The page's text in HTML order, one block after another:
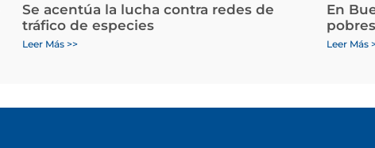
Se acentúa la lucha contra redes de
tráfico de especies
Leer Más >>
En
Leer Más